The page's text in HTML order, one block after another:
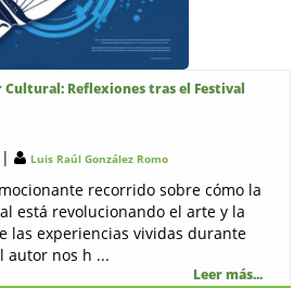
Cultural: Reflexiones tras el Festival
| Luis Raúl González Romo
recorrido sobre cómo la
está revolucionando el arte y la
las experiencias vividas durante
autor nos h ...
Leer más...